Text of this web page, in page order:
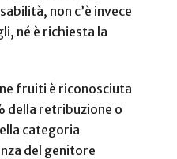
non c’è invece
né è richiesta la
fruiti è riconosciuta
della retribuzione o
categoria
del genitore